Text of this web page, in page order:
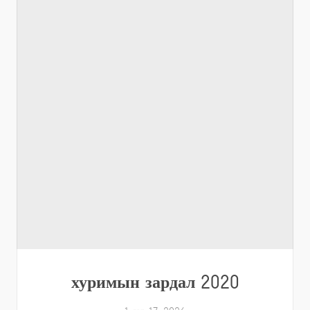
хуримын зардал 2020